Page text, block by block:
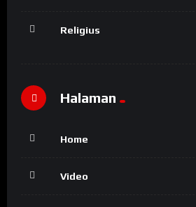
Religius
Halaman
Home
Video